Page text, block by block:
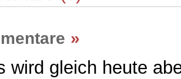
»
wird gleich heute